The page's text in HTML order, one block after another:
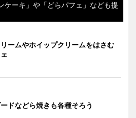
ケーキ」や「どらパフェ」なども提
ームやホイップクリームをはさむ
ドなどら焼きも各種そろう